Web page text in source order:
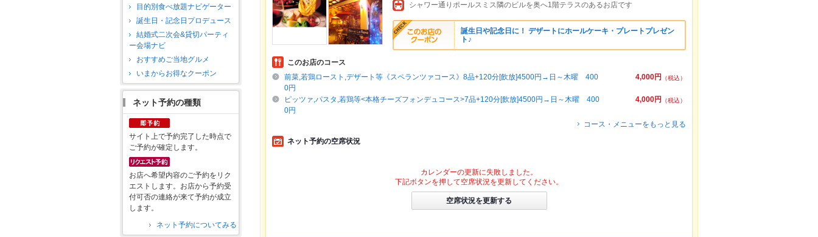
目的別食べ放題ナビゲーター
誕生日・記念日プロデュース
結婚式二次会&貸切パーティ
ー会場ナビ
おすすめご当地グルメ
いまからお得なクーポン
ネット予約の種類
サイト上で予約完了した時点で
ご予約が確定します。
お店へ希望内容のご予約をリク
エストします。お店から予約受
付可否の連絡が来て予約が成立
します。
ネット予約についてみる
シャワー通りポールスミス隣のビルを奥へ1階テラスのあるお店です
誕生日や記念日に！ デザートにホールケーキ・プレートプレゼン
ト♪
このお店のコース
4,000円
（税込）
前菜,若鶏ロースト,デザート等《スペランツァコース》8品+120分[飲放]4500円→日～木曜 400
0円
4,000円
（税込）
ピッツァ,パスタ,若鶏等<本格チーズフォンデュコース>7品+120分[飲放]4500円→日～木曜 400
0円
コース・メニューをもっと見る
ネット予約の空席状況
カレンダーの更新に失敗しました。
下記ボタンを押して空席状況を更新してください。
空席状況を更新する